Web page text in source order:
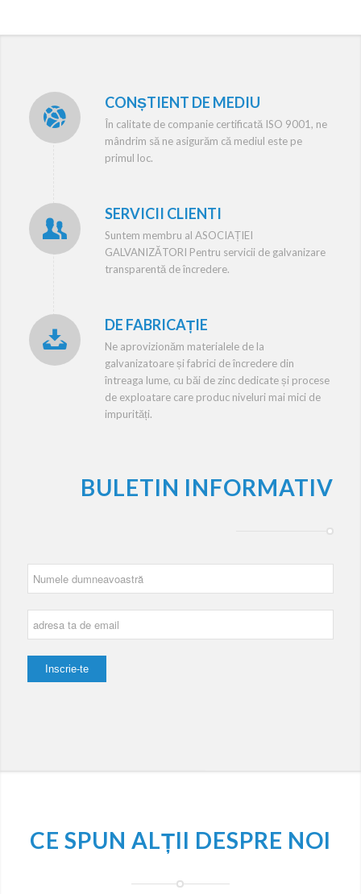
CONȘTIENT DE MEDIU
În calitate de companie certificată ISO 9001, ne
mândrim să ne asigurăm că mediul este pe
primul loc.
SERVICII CLIENTI
Suntem membru al ASOCIAȚIEI
GALVANIZĂTORI Pentru servicii de galvanizare
transparentă de încredere.
DE FABRICAȚIE
Ne aprovizionăm materialele de la
galvanizatoare și fabrici de încredere din
întreaga lume, cu băi de zinc dedicate și procese
de exploatare care produc niveluri mai mici de
impurități.
BULETIN INFORMATIV
CE SPUN ALȚII DESPRE NOI